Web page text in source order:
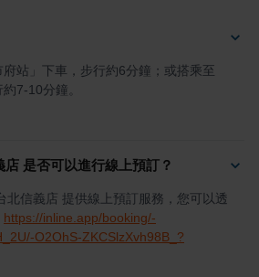
站」下車，步行約6分鐘；或搭乘至
7-10分鐘。
是否可以進行線上預訂？
北信義店 提供線上預訂服務，您可以透
https://inline.app/booking/-
O2OhS-ZKCSlzXvh98B_?